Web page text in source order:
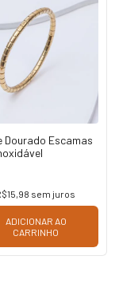
Dourado Escamas
sem juros
ADICIONAR AO
CARRINHO